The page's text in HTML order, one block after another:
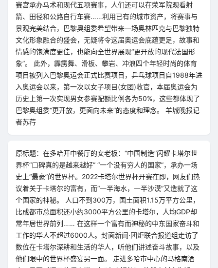
赛宫承办马术和现代五项赛事，人们还可以在荣军院观看射
箭、田径和公路自行车赛……利用已有的城市资产，将赛事与
景观完美结合，巴黎奥组委希望带来一场奥林匹克与巴黎独特
文化形象融合的盛会，无疑将令这届奥运会底蕴更足，故事和
情感的饱满度更佳，也能向全世界展现“更开放的现代法国形
象”。 此外，霹雳舞、滑板、攀岩、冲浪四个年轻时尚的体育
项目被列入巴黎奥运会正式比赛项目，乒乓球项目自1988年进
入奥运会以来，第一次以女子项目(女团)收官，本届奥运会为
历史上第一次实现男女参赛配额比例各为50%，这些都体现了
巴黎奥组委“更开放，更面向未来”的态度和理念。 羊城晚报记
者苏荇
原标题：在多哈开中餐厅的女老板：“中国制造”闪耀卡塔尔世
界杯“口碑真的是越来越好” “一个没有穷人的国家”，承办一场
史上“最豪”的世界杯。2022卡塔尔世界杯开赛在即，网友们热
议着关于卡塔尔的富有，而“一半海水，一半沙漠”又造就了这
个国家的神秘。 人口不到300万，国土面积1.15万平方公里，
比成都市总面积还小约3000平方公里的卡塔尔，人均GDP却
常年居世界前列…… 在这样一个富有而神秘的中东国家奋斗和
工作的华人不超过6000人。封面新闻·团炬联合报道组走访了
数位在卡塔尔深耕和生活的华人，听他们讲述奋斗故事，以及
他们眼中的世界杯盛宴另一面。 走进多哈市中心的马格南酒